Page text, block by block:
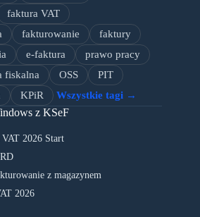
faktura VAT
fakturowanie
faktury
e-faktura
prawo pracy
fiskalna OSS
PIT
KPiR Wszystkie tagi →
z KSeF
2026 Start
z magazynem
2026